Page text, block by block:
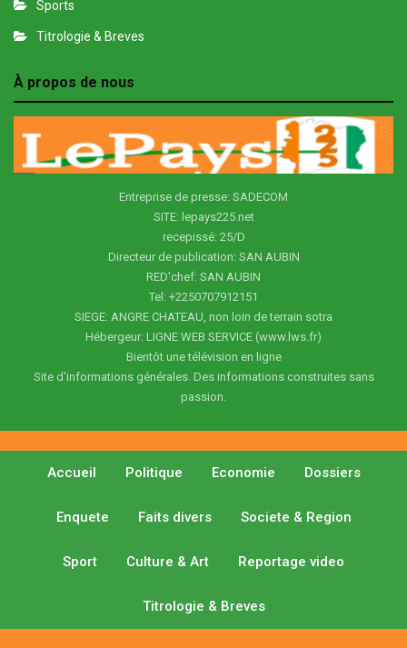
Sports
Titrologie & Breves
À propos de nous
Entreprise de presse: SADECOM
SITE: lepays225.net
recepissé: 25/D
Directeur de publication: SAN AUBIN
RED'chef: SAN AUBIN
Tel: +2250707912151
SIEGE: ANGRE CHATEAU, non loin de terrain sotra
Hébergeur: LIGNE WEB SERVICE (www.lws.fr)
Bientôt une télévision en ligne
Site d'informations générales. Des informations construites sans
passion.
Accueil Politique Economie Dossiers
Enquete Faits divers Societe & Region
Sport Culture & Art Reportage video
Titrologie & Breves